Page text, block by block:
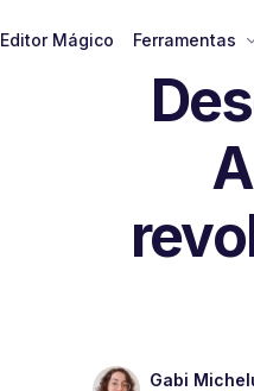
Editor Mágico Ferramentas
Gabi